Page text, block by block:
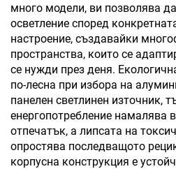
много модели, ви позволява
осветление според
настроение, създавайки
пространства, които се
се нужди през деня.
по-лесна при избора на
панелен светлинен източник,
енергопотребление намалява
отпечатък, а липсата на
опростява последващото
корпусна конструкция е